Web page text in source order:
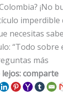
¡No
imperdible
necesitas
“Todo sobre
más
comparte